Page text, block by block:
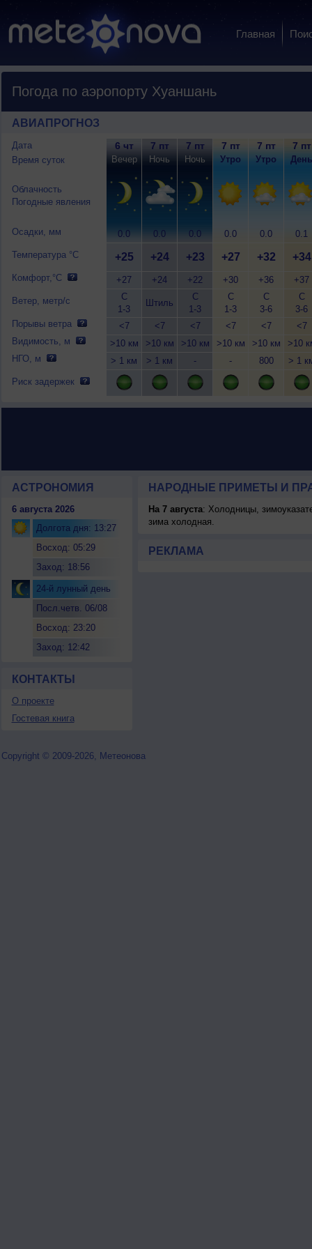
Главная
Погода по аэропорту Хуаншань
АВИАПРОГНОЗ
Дата
Время суток
Облачность
Погодные явления
Осадки, мм
Температура °C
Комфорт,°C
Ветер, метр/с
Порывы ветра
Видимость, м
НГО, м
Риск задержек
6 чт
Вечер
0.0
+25
+27
С
1-3
<7
>10 км
> 1 км
7 пт
Ночь
0.0
+24
+24
Штиль
<7
>10 км
> 1 км
7 пт
Ночь
0.0
+23
+22
С
1-3
<7
>10 км
-
7 пт
Утро
0.0
+27
+30
С
1-3
<7
>10 км
-
7 пт
Утро
0.0
+32
+36
С
3-6
<7
>10 км
800
7 пт
День
0.1
+34
+37
С
3-6
<7
>10
> 1
АСТРОНОМИЯ
6 августа 2026
Долгота дня: 13:27
Восход: 05:29
Заход: 18:56
24-й лунный день
Посл.четв. 06/08
Восход: 23:20
Заход: 12:42
КОНТАКТЫ
О проекте
Гостевая книга
НАРОДНЫЕ ПРИМЕТЫ И
На 7 августа: Холодницы,
зима холодная.
РЕКЛАМА
Copyright © 2009-2026, Метеонова